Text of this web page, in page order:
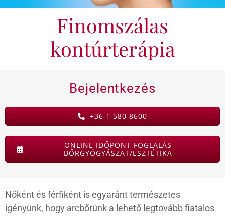
KAPCSOLATFinomszálas
kontúrterápia
Bejelentkezés
+36 1 580 8600
ONLINE IDŐPONT FOGLALÁS
BŐRGYÓGYÁSZAT/ESZTÉTIKA
Nőként és férfiként is egyaránt természetes
igényünk, hogy arcbőrünk a lehető legtovább fiatalos